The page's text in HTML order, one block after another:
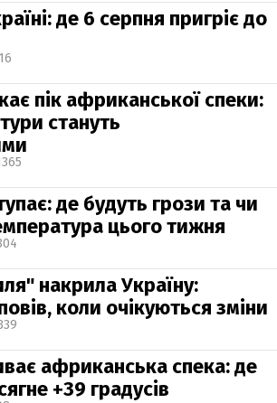
де 6 серпня пригріє до
пік африканської спеки:
стануть
де будуть грози та чи
цього тижня
накрила Україну:
коли очікуються зміни
африканська спека: де
+39 градусів